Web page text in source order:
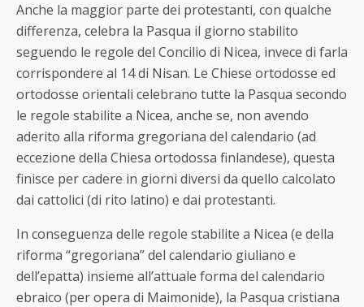
Anche la maggior parte dei protestanti, con qualche
differenza, celebra la Pasqua il giorno stabilito
seguendo le regole del Concilio di Nicea, invece di farla
corrispondere al 14 di Nisan. Le Chiese ortodosse ed
ortodosse orientali celebrano tutte la Pasqua secondo
le regole stabilite a Nicea, anche se, non avendo
aderito alla riforma gregoriana del calendario (ad
eccezione della Chiesa ortodossa finlandese), questa
finisce per cadere in giorni diversi da quello calcolato
dai cattolici (di rito latino) e dai protestanti.
In conseguenza delle regole stabilite a Nicea (e della
riforma “gregoriana” del calendario giuliano e
dell’epatta) insieme all’attuale forma del calendario
ebraico (per opera di Maimonide), la Pasqua cristiana